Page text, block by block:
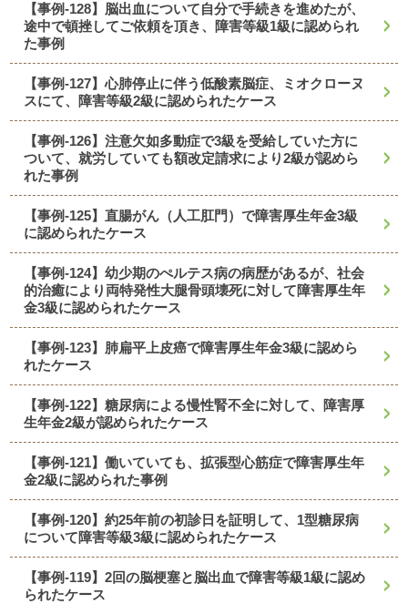
【事例-128】脳出血について自分で手続きを進めたが、
途中で頓挫してご依頼を頂き、障害等級1級に認められ
た事例
【事例-127】心肺停止に伴う低酸素脳症、ミオクローヌ
スにて、障害等級2級に認められたケース
【事例-126】注意欠如多動症で3級を受給していた方に
ついて、就労していても額改定請求により2級が認めら
れた事例
【事例-125】直腸がん（人工肛門）で障害厚生年金3級
に認められたケース
【事例-124】幼少期のぺルテス病の病歴があるが、社会
的治癒により両特発性大腿骨頭壊死に対して障害厚生年
金3級に認められたケース
【事例-123】肺扁平上皮癌で障害厚生年金3級に認めら
れたケース
【事例-122】糖尿病による慢性腎不全に対して、障害厚
生年金2級が認められたケース
【事例-121】働いていても、拡張型心筋症で障害厚生年
金2級に認められた事例
【事例-120】約25年前の初診日を証明して、1型糖尿病
について障害等級3級に認められたケース
【事例-119】2回の脳梗塞と脳出血で障害等級1級に認め
られたケース